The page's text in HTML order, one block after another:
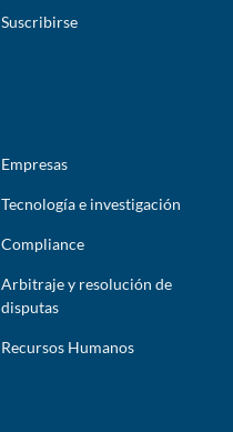
Suscribirse
Empresas
Tecnología e investigación
Compliance
Arbitraje y resolución de
disputas
Recursos Humanos